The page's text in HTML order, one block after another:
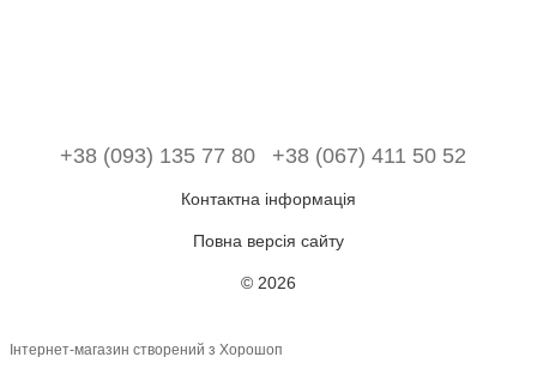
+38 (093) 135 77 80 +38 (067) 411 50 52
Контактна інформація
Повна версія сайту
© 2026
Інтернет-магазин створений з Хорошоп